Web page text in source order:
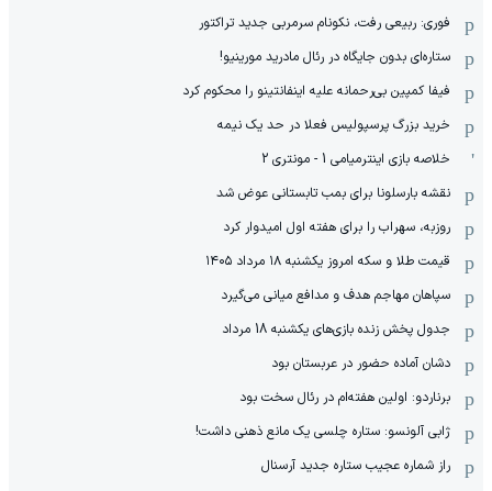
فوری: ربیعی رفت، نکونام سرمربی جدید تراکتور
ستاره‌ای بدون جایگاه در رئال مادرید مورینیو!
فیفا کمپین بی‌رحمانه علیه اینفانتینو را محکوم کرد
خرید بزرگ پرسپولیس فعلا در حد یک نیمه
خلاصه بازی اینترمیامی 1 - مونتری 2
نقشه بارسلونا برای بمب تابستانی عوض شد
روزبه، سهراب را برای هفته اول امیدوار کرد
قیمت طلا و سکه امروز یکشنبه ۱۸ مرداد ۱۴۰۵
سپاهان مهاجم هدف و مدافع میانی می‌گیرد
جدول پخش زنده بازی‌های یکشنبه 18 مرداد
دشان آماده حضور در عربستان بود
برناردو: اولین هفته‌ام در رئال سخت بود
ژابی آلونسو: ستاره چلسی یک مانع ذهنی داشت!
راز شماره عجیب ستاره جدید آرسنال